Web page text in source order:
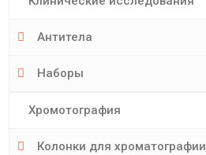
Антитела
Наборы
Хромотография
Колонки для хроматографии